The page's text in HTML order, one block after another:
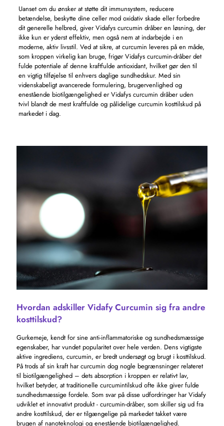
Uanset om du ønsker at støtte dit immunsystem, reducere
betændelse, beskytte dine celler mod oxidativ skade eller forbedre
dit generelle helbred, giver Vidafys curcumin dråber en løsning, der
ikke kun er yderst effektiv, men også nem at indarbejde i en
moderne, aktiv livsstil. Ved at sikre, at curcumin leveres på en måde,
som kroppen virkelig kan bruge, frigør Vidafys curcumin-dråber det
fulde potentiale af denne kraftfulde antioxidant, hvilket gør den til
en vigtig tilføjelse til enhvers daglige sundhedskur. Med sin
videnskabeligt avancerede formulering, brugervenlighed og
enestående biotilgængelighed er Vidafys curcumin dråber uden
tvivl blandt de mest kraftfulde og pålidelige curcumin kosttilskud på
markedet i dag.
Hvordan adskiller Vidafy Curcumin sig fra andre
kosttilskud?
Gurkemeje, kendt for sine anti-inflammatoriske og sundhedsmæssige
egenskaber, har vundet popularitet over hele verden. Dens vigtigste
aktive ingrediens, curcumin, er bredt undersøgt og brugt i kosttilskud.
På trods af sin kraft har curcumin dog nogle begrænsninger relateret
til biotilgængelighed – dets absorption i kroppen er relativt lav,
hvilket betyder, at traditionelle curcumintilskud ofte ikke giver fulde
sundhedsmæssige fordele. Som svar på disse udfordringer har Vidafy
udviklet et innovativt produkt - curcumin-dråber, som skiller sig ud fra
andre kosttilskud, der er tilgængelige på markedet takket være
brugen af ​​nanoteknologi og enestående biotilgængelighed.